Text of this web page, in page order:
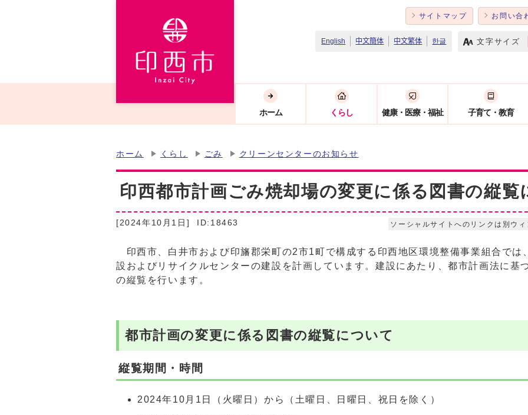
サイトマップ お問い合
English 中文簡体 中文繁体 한글 文字サイズ
ホーム くらし 健康・医療・福祉 子育て・教育
ホーム くらし ごみ クリーンセンターのお知らせ
印西都市計画ごみ焼却場の変更に係る図書の縦覧
[2024年10月1日] ID:18463 ソーシャルサイトへのリンクは別ウ
印西市、白井市および印旛郡栄町の2市1町で構成する印西地区環境整備事業組合では
設およびリサイクルセンターの建設を計画しています。建設にあたり、都市計画法に基
の縦覧を行います。
都市計画の変更に係る図書の縦覧について
縦覧期間・時間
2024年10月1日（火曜日）から（土曜日、日曜日、祝日を除く）